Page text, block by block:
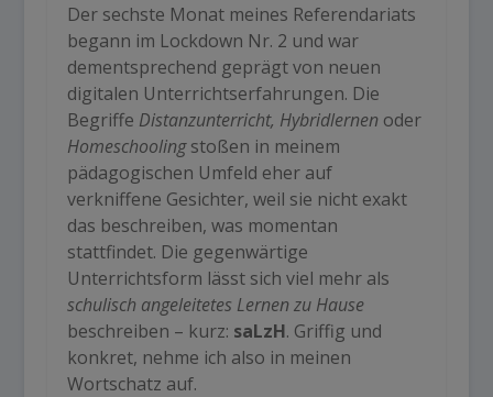
Der sechste Monat meines Referendariats
begann im Lockdown Nr. 2 und war
dementsprechend geprägt von neuen
digitalen Unterrichtserfahrungen. Die
Begriffe Distanzunterricht, Hybridlernen oder
Homeschoolingstoßen in meinem
pädagogischen Umfeld eher auf
verkniffene Gesichter, weil sie nicht exakt
das beschreiben, was momentan
stattfindet. Die gegenwärtige
Unterrichtsform lässt sich viel mehr als
schulisch angeleitetes Lernen zu Hause
beschreiben – kurz: saLzH. Griffig und
konkret, nehme ich also in meinen
Wortschatz auf.